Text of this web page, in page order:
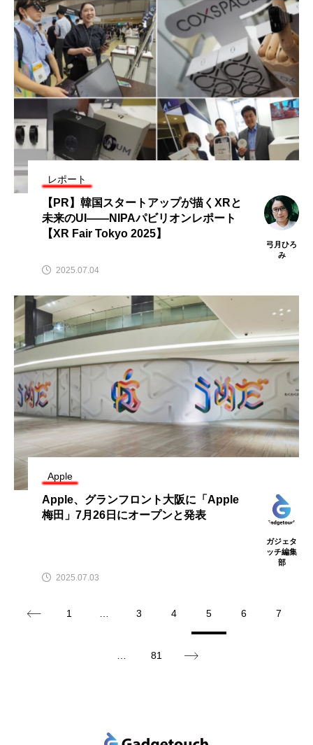
レポート
【PR】韓国スタートアップが描くXRと
未来のUI——NIPAパビリオンレポート
【XR Fair Tokyo 2025】
弓月ひろ
み
2025.07.04
Apple
Apple、グランフロント大阪に「Apple
梅田」7月26日にオープンと発表
ガジェタ
ッチ編集
部
2025.07.03
1 3 4 5 6 7
81